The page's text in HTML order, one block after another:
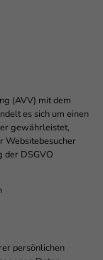
(AVV) mit dem
es sich um einen
gewährleistet,
Websitebesucher
der DSGVO
persönlichen